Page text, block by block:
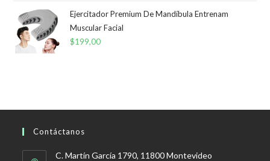
Ejercitador Premium De Mandíbula Entrenam
Muscular Facial
$199,00
Contáctanos
C. Martín García 1790, 11800 Montevideo